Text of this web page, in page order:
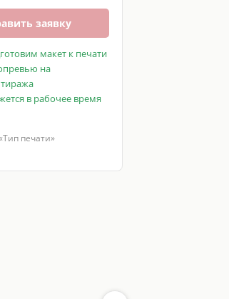
заявку
макет к печати
на
в рабочее время
печати»